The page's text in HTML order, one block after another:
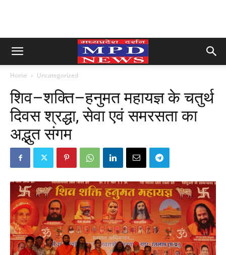
Home Uncategorized
शिव–शक्ति–हनुमत महायज्ञ के चतुर्थ
दिवस श्रद्धा, सेवा एवं समरसता का
अद्भुत संगम